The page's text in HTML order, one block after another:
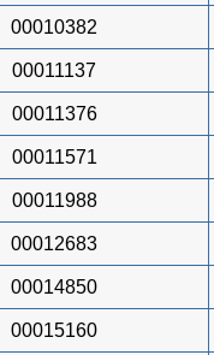
00010382
00011137
00011376
00011571
00011988
00012683
00014850
00015160